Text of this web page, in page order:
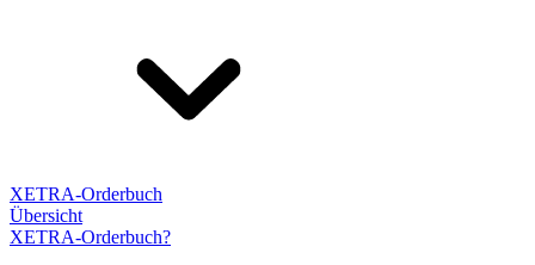
XETRA-Orderbuch
Übersicht
XETRA-Orderbuch?